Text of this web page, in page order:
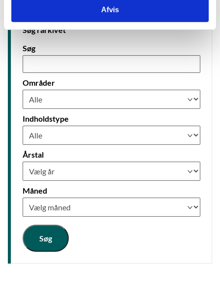
Afvis
Søg i arkivet
Søg
Områder
Indholdstype
Årstal
Måned
Søg